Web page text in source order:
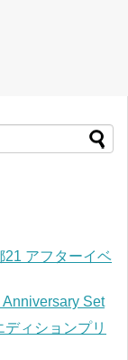
21 アフターイベ
Set
ィションプリ